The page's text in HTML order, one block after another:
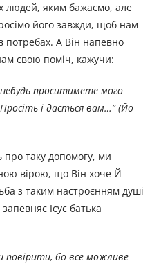
людей, яким бажаємо, але
його завжди, щоб нам
потребах. А Він напевно
свою поміч, кажучи:
проситимете мого
і дасться вам…”(Йо
таку допомогу, ми
вірою, що Він хоче Й
з таким настроєнням душі
Ісус батька
повірити, бо все можливе